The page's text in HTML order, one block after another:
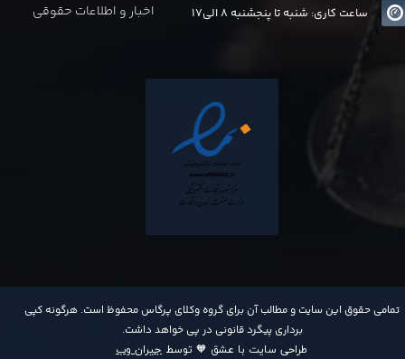
​تمامی حقوق این سایت و مطالب آن برای گروه وکلای پرگاس محفوظ است. هرگونه کپی
برداری پیگرد قانونی در پی خواهد داشت​​​​​​​.
طراحی سایت با عشق 🧡 توسط جیران وب
اخبار و اطلاعات حقوقی
ساعت کاری: شنبه تا پنجشنبه 8 الی17